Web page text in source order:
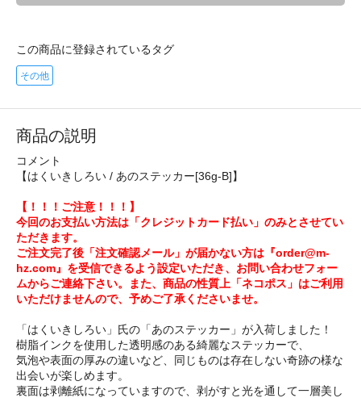
この商品に登録されているタグ
その他
商品の説明
コメント
【はくいきしろい / あのステッカー[36g-B]】
【！！！ご注意！！！】
今回のお支払い方法は「クレジットカード払い」のみとさせてい
ただきます。
ご注文完了後「注文確認メール」が届かない方は『order@m-
hz.com』を受信できるよう設定いただき、お問い合わせフォー
ムからご連絡下さい。また、商品の性質上「ネコポス」はご利用
いただけませんので、予めご了承くださいませ。
「はくいきしろい」氏の「あのステッカー」が入荷しました！
樹脂インクを使用した透明感のある綺麗なステッカーで、
気泡や表面の厚みの違いなど、同じものは存在しない奇跡の様な
出会いが楽しめます。
裏面は剥離紙になっていますので、剥がすと光を通して一層美し